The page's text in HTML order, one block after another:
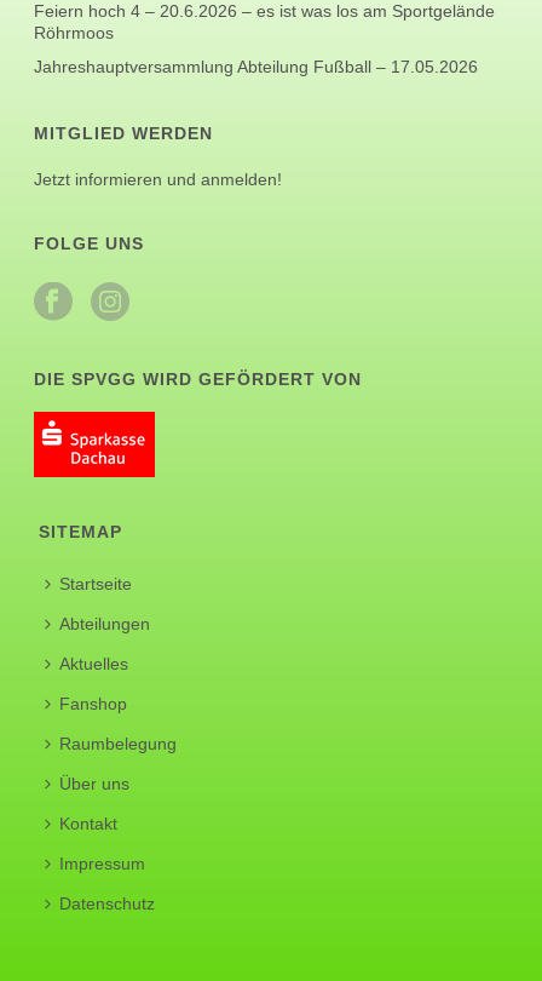
Feiern hoch 4 – 20.6.2026 – es ist was los am Sportgelände
Röhrmoos
Jahreshauptversammlung Abteilung Fußball – 17.05.2026
MITGLIED WERDEN
Jetzt informieren und anmelden!
FOLGE UNS
DIE SPVGG WIRD GEFÖRDERT VON
SITEMAP
Startseite
Abteilungen
Aktuelles
Fanshop
Raumbelegung
Über uns
Kontakt
Impressum
Datenschutz